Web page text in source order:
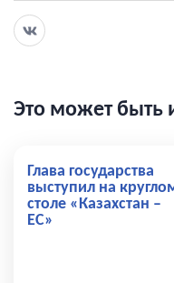
Это может быть
Глава государства
выступил на
столе «Казахстан –
ЕС»